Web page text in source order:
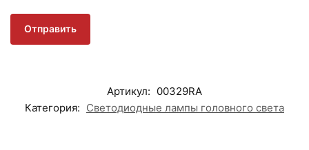
Артикул: 00329RA
Категория: Светодиодные лампы головного света